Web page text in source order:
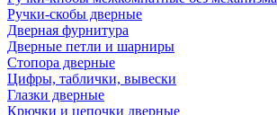
Ручки-скобы дверные
Дверная фурнитура
Дверные петли и шарниры
Стопора дверные
Цифры, таблички, вывески
Глазки дверные
Крючки и цепочки дверные